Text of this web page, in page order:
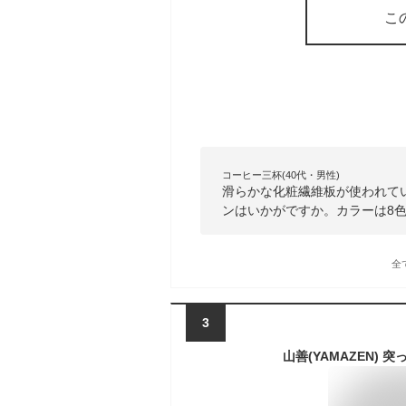
こ
コーヒー三杯(40代・男性)
滑らかな化粧繊維板が使われ
ンはいかがですか。カラーは8
全
3